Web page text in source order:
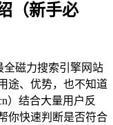
（新手必
全磁力搜索引擎网站
途、优势，也不知道
）结合大量用户反
你快速判断是否符合